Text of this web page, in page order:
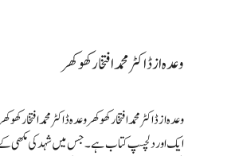
وعدہ از ڈاکٹر محمد افتخار کھوکھر
وعدہ از ڈاکٹر محمد افتخار کھوکھر وعدہ ڈاکٹر محمد افتخار
ایک اور دلچسپ کتاب ہے۔ جس میں شہد کی مکھی